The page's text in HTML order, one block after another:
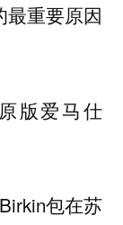
最重要原因
版爱马仕
包在苏